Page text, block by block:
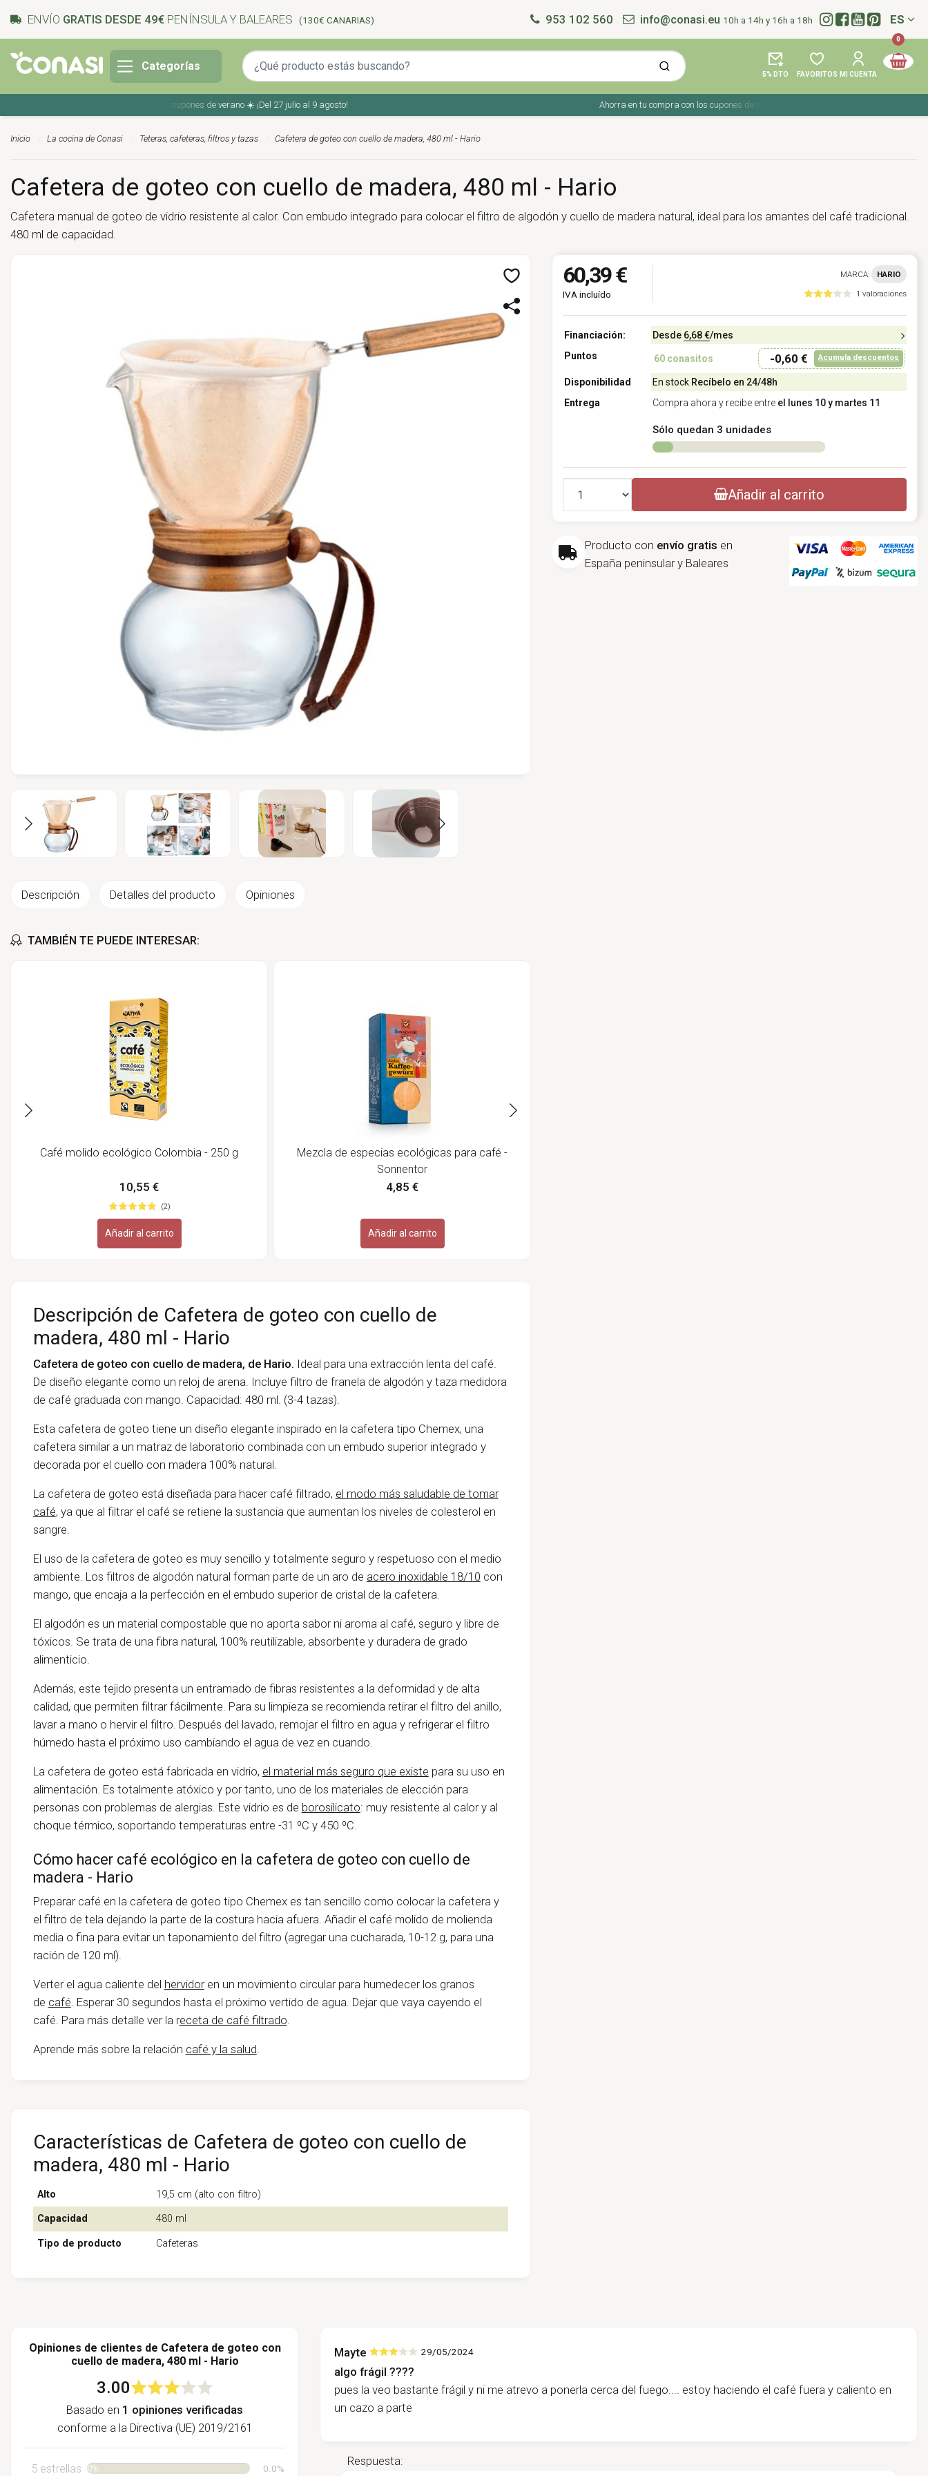
ENVÍO GRATIS DESDE 49€ PENÍNSULA Y BALEARES (130€ CANARIAS) 953 102 560 info@conasi.eu 10h a 14h y 16h a 18h Idioma:
ES
Categorías
5% DTO FAVORITOS MI CUENTA
0
Ahorra en tu compra con los cupones de verano ☀️ ¡Del 27 julio al 9 agosto! Ahorra en tu compra con los cupones de verano ☀️ ¡Del 27 julio al 9 agosto!
Inicio La cocina de Conasi Teteras, cafeteras, filtros y tazas Cafetera de goteo con cuello de madera, 480 ml - Hario
Cafetera de goteo con cuello de madera, 480 ml - Hario
Cafetera manual de goteo de vidrio resistente al calor. Con embudo integrado para colocar el filtro de algodón y cuello de madera natural, ideal para los amantes del café tradicional.
480 ml de capacidad.
Descripción Detalles del producto Opiniones
TAMBIÉN TE PUEDE INTERESAR:
Café molido ecológico Colombia - 250 g
10,55 €
(2)
Añadir al carrito
Mezcla de especias ecológicas para café -
Sonnentor
4,85 €
Añadir al carrito
Descripción de Cafetera de goteo con cuello de
madera, 480 ml - Hario
Cafetera de goteo con cuello de madera, de Hario. Ideal para una extracción lenta del café.
De diseño elegante como un reloj de arena. Incluye filtro de franela de algodón y taza medidora
de café graduada con mango. Capacidad: 480 ml. (3-4 tazas).
Esta cafetera de goteo tiene un diseño elegante inspirado en la cafetera tipo Chemex, una
cafetera similar a un matraz de laboratorio combinada con un embudo superior integrado y
decorada por el cuello con madera 100% natural.
La cafetera de goteo está diseñada para hacer café filtrado, el modo más saludable de tomar
café, ya que al filtrar el café se retiene la sustancia que aumentan los niveles de colesterol en
sangre.
El uso de la cafetera de goteo es muy sencillo y totalmente seguro y respetuoso con el medio
ambiente. Los filtros de algodón natural forman parte de un aro de acero inoxidable 18/10 con
mango, que encaja a la perfección en el embudo superior de cristal de la cafetera.
El algodón es un material compostable que no aporta sabor ni aroma al café, seguro y libre de
tóxicos. Se trata de una fibra natural, 100% reutilizable, absorbente y duradera de grado
alimenticio.
Además, este tejido presenta un entramado de fibras resistentes a la deformidad y de alta
calidad, que permiten filtrar fácilmente. Para su limpieza se recomienda retirar el filtro del anillo,
lavar a mano o hervir el filtro. Después del lavado, remojar el filtro en agua y refrigerar el filtro
húmedo hasta el próximo uso cambiando el agua de vez en cuando.
La cafetera de goteo está fabricada en vidrio, el material más seguro que existe para su uso en
alimentación. Es totalmente atóxico y por tanto, uno de los materiales de elección para
personas con problemas de alergias. Este vidrio es de borosilicato: muy resistente al calor y al
choque térmico, soportando temperaturas entre -31 ºC y 450 ºC.
Cómo hacer café ecológico en la cafetera de goteo con cuello de
madera - Hario
Preparar café en la cafetera de goteo tipo Chemex es tan sencillo como colocar la cafetera y
el filtro de tela dejando la parte de la costura hacia afuera. Añadir el café molido de molienda
media o fina para evitar un taponamiento del filtro (agregar una cucharada, 10-12 g, para una
ración de 120 ml).
Verter el agua caliente del hervidoren un movimiento circular para humedecer los granos
de café . Esperar 30 segundos hasta el próximo vertido de agua. Dejar que vaya cayendo el
café. Para más detalle ver la receta de café filtrado
Aprende más sobre la relación café y la salud
Características de Cafetera de goteo con cuello de
madera, 480 ml - Hario
Alto 19,5 cm (alto con filtro)
Capacidad 480 ml
Tipo de producto Cafeteras
60,39 €
IVA incluído
MARCA:
HARIO
1 valoraciones
Financiación: Desde 6,68 €/mes
Puntos
60conasitos -0,60 € Acumula descuentos
Disponibilidad En stock Recíbelo en 24/48h
Entrega
Compra ahora y recibe entre el lunes 10 y martes 11
Sólo quedan 3 unidades
Cantidad Añadir al carrito
Producto con envío gratis en
España peninsular y Baleares
Opiniones de clientes de Cafetera de goteo con
cuello de madera, 480 ml - Hario
3.00
Basado en 1 opiniones verificadas
conforme a la Directiva (UE) 2019/2161
5 estrellas 0% 0.0%
Mayte 29/05/2024
algo frágil ????
pues la veo bastante frágil y ni me atrevo a ponerla cerca del fuego.... estoy haciendo el café fuera y caliento en
un cazo a parte
Respuesta: